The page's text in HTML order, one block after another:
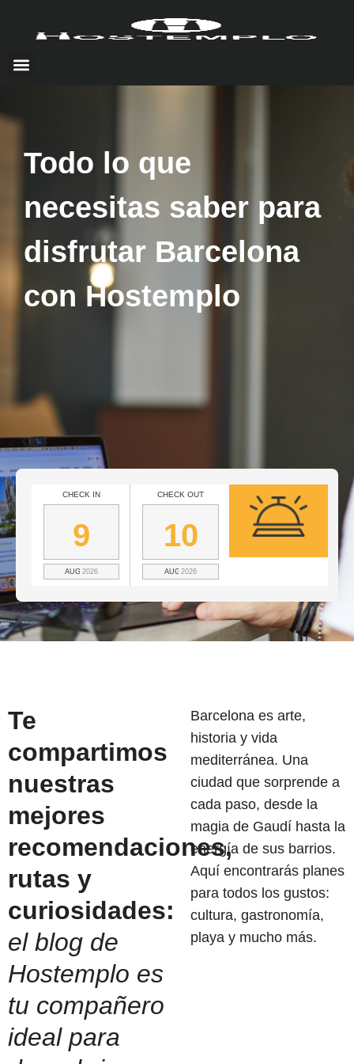
Todo lo que
necesitas saber para
disfrutar Barcelona
con Hostemplo
CHECK IN
9
AUGUST
2026
CHECK OUT
10
AUGUST
2026
Te
compartimos
nuestras
mejores
recomendaciones,
rutas y
curiosidades:
el blog de
Hostemplo es
tu compañero
ideal para
Barcelona es arte,
historia y vida
mediterránea. Una
ciudad que sorprende a
cada paso, desde la
magia de Gaudí hasta la
energía de sus barrios.
Aquí encontrarás planes
para todos los gustos:
cultura, gastronomía,
playa y mucho más.